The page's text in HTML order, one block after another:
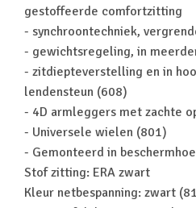
gestoffeerde comfortzitting
- synchroontechniek,
- gewichtsregeling, in
- zitdiepteverstelling en in
lendensteun (608)
- 4D armleggers met zachte
- Universele wielen (801)
- Gemonteerd in
Stof zitting: ERA zwart
Kleur netbespanning: zwart